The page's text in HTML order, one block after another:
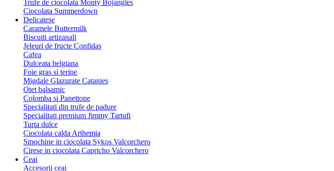
Trufe de ciocolata Monty Bojangles
Ciocolata Summerdown
Delicatese
Caramele Buttermilk
Biscuiti artizanali
Jeleuri de fructe Confidas
Cafea
Dulceata belgiana
Foie gras si terine
Migdale Glazurate Catanies
Otet balsamic
Colomba si Panettone
Specialitati din trufe de padure
Specialitati premium Jimmy Tartufi
Turta dulce
Ciocolata calda Arthemia
Smochine in ciocolata Sykos Valcorchero
Cirese in ciocolata Capricho Valcorchero
Ceai
Accesorii ceai